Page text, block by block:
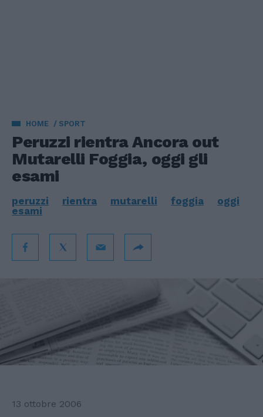
HOME SPORT
Peruzzi rientra Ancora out
Mutarelli Foggia, oggi gli
esami
peruzzi rientra mutarelli foggia
oggi
esami
13 ottobre 2006